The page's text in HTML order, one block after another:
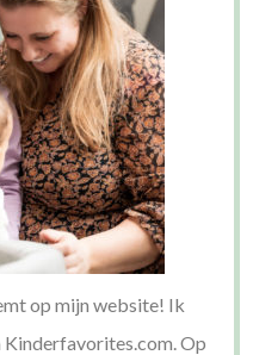
op mijn website! Ik
Kinderfavorites.com. Op